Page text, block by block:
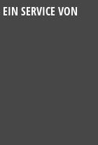
SERVICE VON